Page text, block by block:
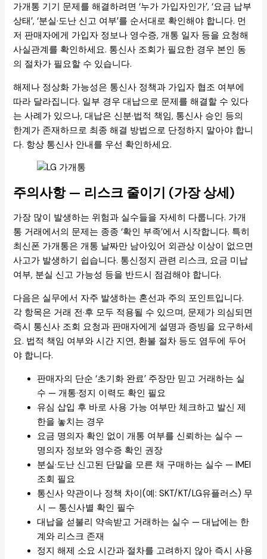
가개통 기기 문제를 해결하려면 ‘누가 가입자인가’, ‘요금 납부
상태’, ‘분실·도난 신고 여부’를 순서대로 확인해야 합니다. 먼
저 판매자에게 가입자 정보나 영수증, 개통 일자 등을 요청해
사실관계를 확인하세요. 통신사 조회가 필요한 경우 본인 동
의 절차가 필요할 수 있습니다.
해제나 정상화 가능성은 통신사 정책과 가입자 협조 여부에
따라 달라집니다. 일부 경우 대납으로 문제를 해결할 수 있다
는 사례가 있으나, 대납은 신분·법적 책임, 통신사 승인 등의
한계가 존재하므로 최종 해결 방법으로 단정하지 말아야 합니
다. 항상 통신사 안내를 우선 확인하세요.
주의사항 — 리스크 줄이기 (가장 상세)
가장 많이 발생하는 위험과 실수들을 자세히 다룹니다. 가개
통 거래에서의 문제는 종종 ‘확인 부족’에서 시작합니다. 특히
최신폰 가개통은 개통 날짜만 남아있어 외관상 이상이 없으면
사고가 발생하기 쉽습니다. 통신정지 관련 리스크, 요금 미납
여부, 분실 신고 가능성 등을 반드시 점검해야 합니다.
다음은 실무에서 자주 발생하는 혼선과 주의 포인트입니다.
각 항목은 거래 전·후 모두 적용될 수 있으며, 문제가 의심되면
즉시 통신사 조회 요청과 판매자에게 설명과 증빙을 요구하세
요. 법적 책임 여부와 시간 지연, 환불 절차 등도 염두에 두어
야 합니다.
판매자의 단순 ‘초기화 완료’ 주장만 믿고 거래하는 실
수 — 개통·정지 이력도 확인 필요
유심 삽입 후 바로 사용 가능 여부만 체크하고 발신 제
한을 놓치는 경우
요금 명의자 확인 없이 개통 여부를 신뢰하는 실수 —
명의자 정보와 영수증 확인 권장
분실·도난 신고된 단말을 모른 채 구매하는 실수 — IMEI
조회 필요
통신사 약관이나 정책 차이(예: SKT/KT/LG유플러스) 무
시 — 통신사별 확인 필수
대납을 섣불리 약속받고 거래하는 실수 — 대납에는 한
계와 리스크 존재
정지 해제 소요 시간과 절차를 고려하지 않아 즉시 사용